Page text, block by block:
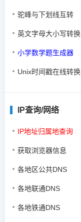
驼峰与下划线互转
英文字母大小写转换
小学数学题生成器
Unix时间戳在线转换
IP查询/网络
IP地址归属地查询
获取浏览器信息
各地区公共DNS
各地联通DNS
各地铁通DNS